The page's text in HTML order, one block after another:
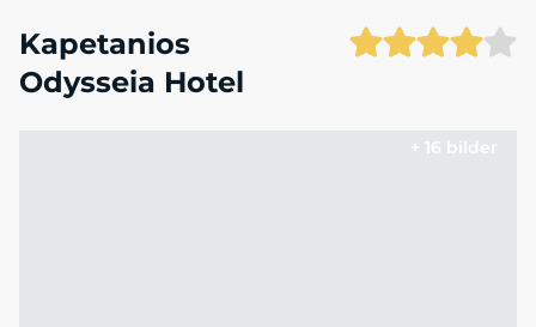
Kapetanios
Odysseia Hotel
+ 16 bilder